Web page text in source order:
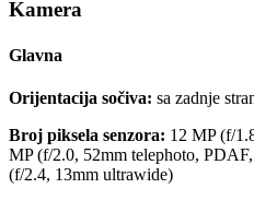
Kamera
Glavna
Orijentacija sočiva: sa zadnje
Broj piksela senzora: 12 MP (f/
MP (f/2.0, 52mm telephoto,
(f/2.4, 13mm ultrawide)